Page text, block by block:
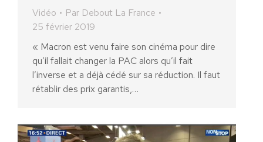
Vidéo Par Debout La France
25 février 2019
« Macron est venu faire son cinéma pour dire
qu’il fallait changer la PAC alors qu’il fait
l’inverse et a déjà cédé sur sa réduction. Il faut
rétablir des prix garantis,…